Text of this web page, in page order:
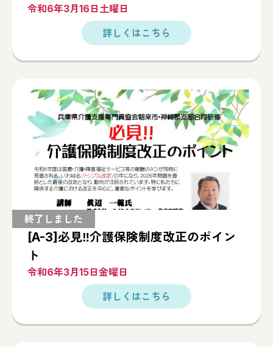
令和6年3月16日土曜日
[A-3]必見‼介護保険制度改正のポイン
ト
令和6年3月15日金曜日